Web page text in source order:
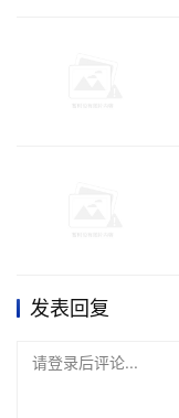
发表回复
请登录后评论...